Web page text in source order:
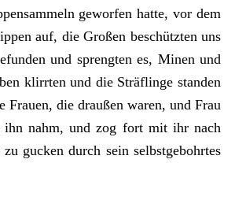
geworfen hatte, vor dem
auf, die Großen beschützten uns
und sprengten es, Minen und
klirrten und die Sträflinge standen
die draußen waren, und Frau
ihn nahm, und zog fort mit ihr nach
gucken durch sein selbstgebohrtes